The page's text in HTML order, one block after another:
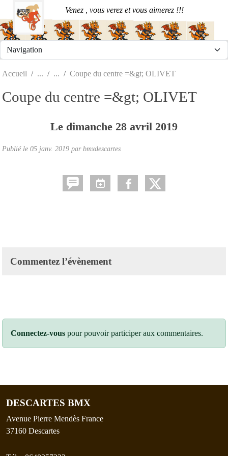
Venez , vous verez et vous aimerez !!!
Accueil Coupe du centre =&gt; OLIVET
Coupe du centre =&gt; OLIVET
Le dimanche 28 avril 2019
Publié le 05 janv. 2019 parbmxdescartes
Commentez l’évènement
Connectez-vous pour pouvoir participer aux commentaires.
DESCARTES BMX
Avenue Pierre Mendès France
37160 Descartes
Panneau de gestion des cookies